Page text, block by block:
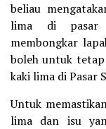
beliau
lima di pasar
membongkar
boleh untuk tetap
kaki lima di Pasar
Untuk
lima dan isu